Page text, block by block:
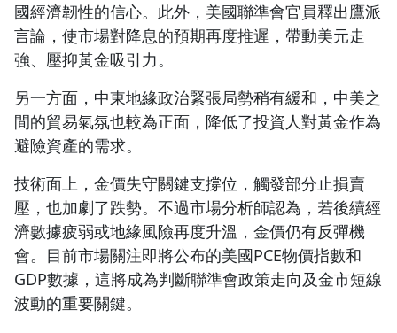
國經濟韌性的信心。此外，美國聯準會官員釋出鷹派
言論，使市場對降息的預期再度推遲，帶動美元走
強、壓抑黃金吸引力。
另一方面，中東地緣政治緊張局勢稍有緩和，中美之
間的貿易氣氛也較為正面，降低了投資人對黃金作為
避險資產的需求。
技術面上，金價失守關鍵支撐位，觸發部分止損賣
壓，也加劇了跌勢。不過市場分析師認為，若後續經
濟數據疲弱或地緣風險再度升溫，金價仍有反彈機
會。目前市場關注即將公布的美國PCE物價指數和
GDP數據，這將成為判斷聯準會政策走向及金市短線
波動的重要關鍵。